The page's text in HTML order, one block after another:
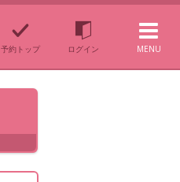
予約トップ ログイン MENU